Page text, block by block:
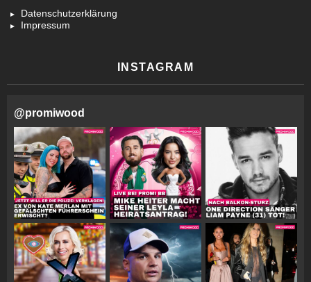
Datenschutzerklärung
Impressum
INSTAGRAM
@promiwood